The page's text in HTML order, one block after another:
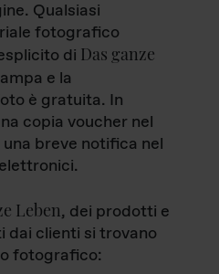
Qualsiasi
fotografico
di Das ganze
e la
è gratuita. In
copia voucher nel
breve notifica nel
Leben, dei prodotti e
dai clienti si trovano
fotografico: